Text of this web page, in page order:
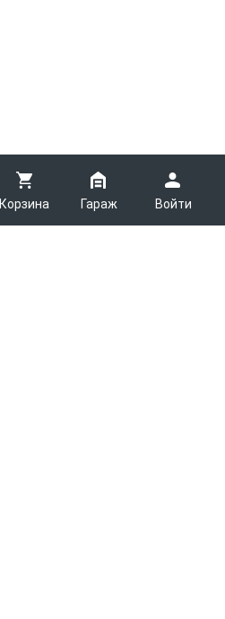
Корзина Гараж Войти